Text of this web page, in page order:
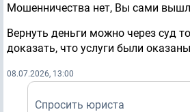
Мошенничества нет, Вы сами
Вернуть деньги можно через суд
доказать, что услуги были
08.07.2026, 13:00
Спросить юриста